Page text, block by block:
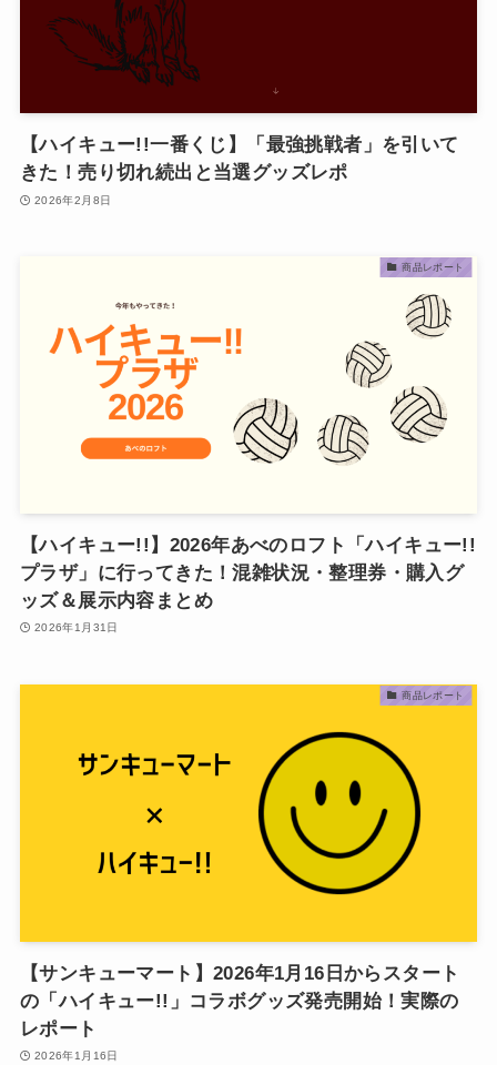
【ハイキュー!!一番くじ】「最強挑戦者」を引いて
きた！売り切れ続出と当選グッズレポ
2026年2月8日
商品レポート
【ハイキュー!!】2026年あべのロフト「ハイキュー!!
プラザ」に行ってきた！混雑状況・整理券・購入グ
ッズ＆展示内容まとめ
2026年1月31日
商品レポート
【サンキューマート】2026年1月16日からスタート
の「ハイキュー!!」コラボグッズ発売開始！実際の
レポート
2026年1月16日